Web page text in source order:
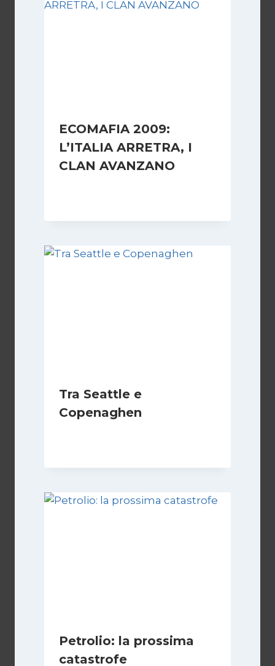
ECOMAFIA 2009:
L’ITALIA ARRETRA, I
CLAN AVANZANO
Tra Seattle e
Copenaghen
Petrolio: la prossima
catastrofe